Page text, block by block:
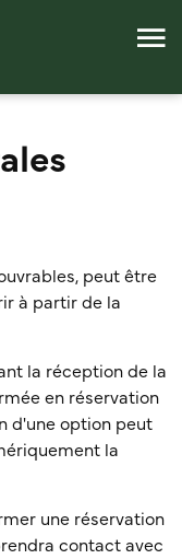
peut être
à partir de la
la réception de la
en réservation
d'une option peut
la
une réservation
contact avec